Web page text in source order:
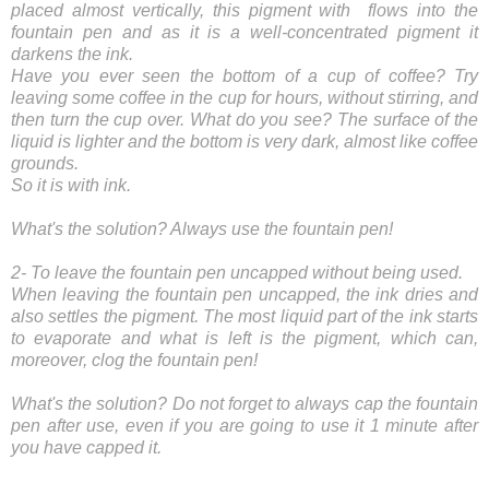
placed almost vertically, this pigment with  flows into the
fountain pen and as it is a well-concentrated pigment it
darkens the ink.
Have you ever seen the bottom of a cup of coffee? Try
leaving some coffee in the cup for hours, without stirring, and
then turn the cup over. What do you see? The surface of the
liquid is lighter and the bottom is very dark, almost like coffee
grounds.
So it is with ink.
What's the solution? Always use the fountain pen!
2- To leave the fountain pen uncapped without being used.
When leaving the fountain pen uncapped, the ink dries and
also settles the pigment. The most liquid part of the ink starts
to evaporate and what is left is the pigment, which can,
moreover, clog the fountain pen!
What's the solution? Do not forget to always cap the fountain
pen after use, even if you are going to use it 1 minute after
you have capped it.